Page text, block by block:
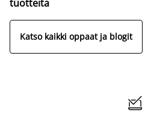
tuotteita
Katso kaikki oppaat ja blogit
